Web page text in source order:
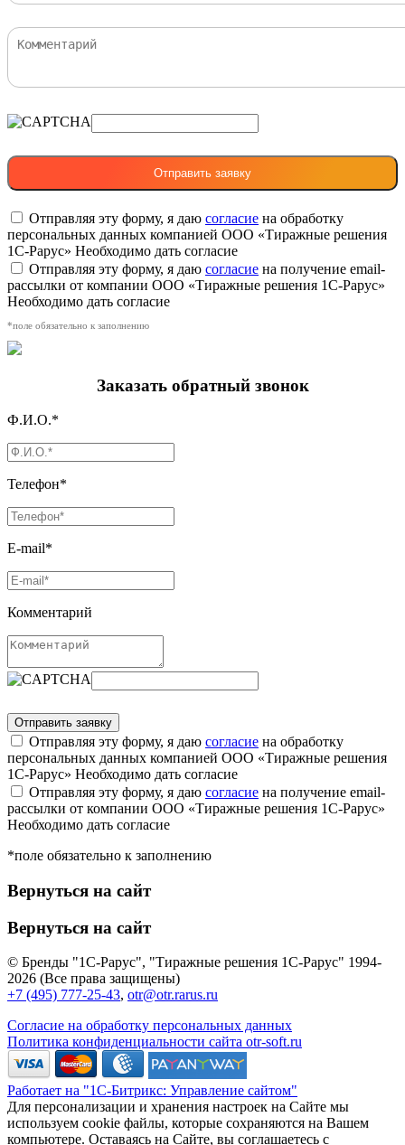
Отправляя эту форму, я даю согласие на обработку
персональных данных компанией ООО «Тиражные решения
1С-Рарус» Необходимо дать согласие
Отправляя эту форму, я даю согласие на получение email-
рассылки от компании ООО «Тиражные решения 1С-Рарус»
Необходимо дать согласие
*поле обязательно к заполнению
Заказать обратный звонок
Ф.И.О.*
Телефон*
E-mail*
Комментарий
Отправляя эту форму, я даю согласие на обработку
персональных данных компанией ООО «Тиражные решения
1С-Рарус» Необходимо дать согласие
Отправляя эту форму, я даю согласие на получение email-
рассылки от компании ООО «Тиражные решения 1С-Рарус»
Необходимо дать согласие
*поле обязательно к заполнению
Вернуться на сайт
Вернуться на сайт
© Бренды "1С-Рарус", "Тиражные решения 1С-Рарус" 1994-
2026 (Все права защищены)
+7 (495) 777-25-43, otr@otr.rarus.ru
Согласие на обработку персональных данных
Политика конфиденциальности сайта otr-soft.ru
Работает на "1С-Битрикс: Управление сайтом"
Для персонализации и хранения настроек на Сайте мы
используем cookie файлы, которые сохраняются на Вашем
компьютере. Оставаясь на Сайте, вы соглашаетесь с